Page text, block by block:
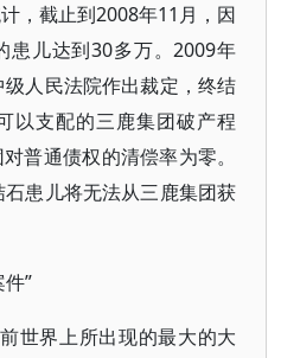
，截止到2008年11月，因
患儿达到30多万。2009年
人民法院作出裁定，终结
以支配的三鹿集团破产程
普通债权的清偿率为零。
患儿将无法从三鹿集团获
”
世界上所出现的最大的大